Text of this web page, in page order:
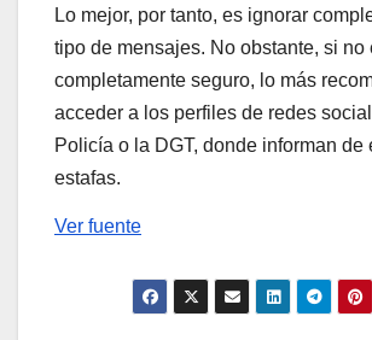
Lo mejor, por tanto, es ignorar
tipo de mensajes. No obstante, si no
completamente seguro, lo más
acceder a los perfiles de redes
Policía o la DGT, donde informan de
estafas.
Ver fuente